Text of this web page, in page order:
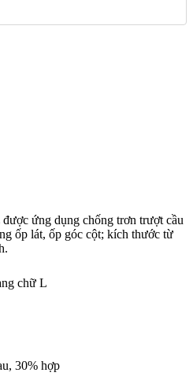
ứng dụng chống trơn trượt cầu
ốp lát, ốp góc cột; kích thước từ
chữ L
30% hợp